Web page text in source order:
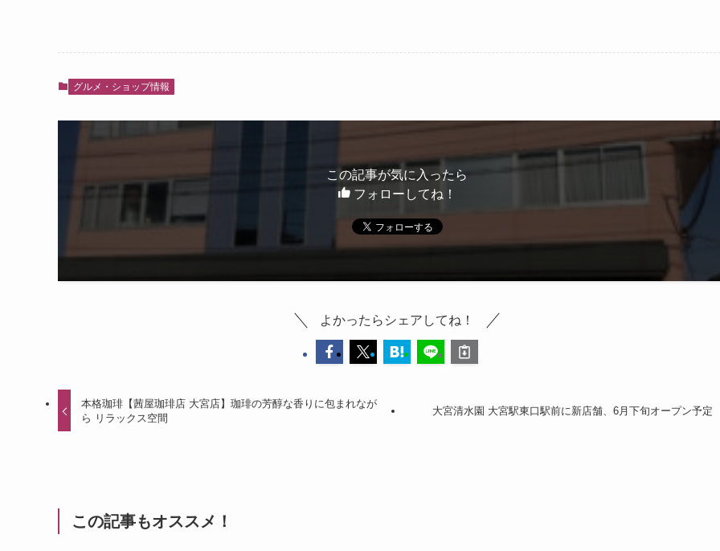
グルメ・ショップ情報
この記事が気に入ったら
フォローしてね！
よかったらシェアしてね！
本格珈琲【茜屋珈琲店 大宮店】珈琲の芳醇な香りに包まれなが
ら リラックス空間
大宮清水園 大宮駅東口駅前に新店舗、6月下旬オープン予定
この記事もオススメ！